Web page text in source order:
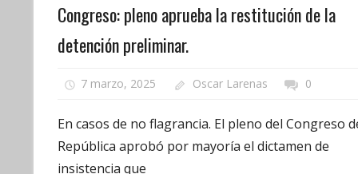
Congreso: pleno aprueba la restitución de la
detención preliminar.
7 marzo, 2025 Oscar Larenas 0
En casos de no flagrancia. El pleno del Congreso
República aprobó por mayoría el dictamen de
insistencia que